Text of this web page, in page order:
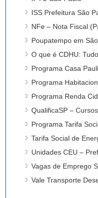
ISS Prefeitura São
NFe – Nota Fiscal
Poupatempo em
O que é CDHU:
Programa Casa
Programa
Programa Renda
QualificaSP –
Programa Tarifa
Tarifa Social de
Unidades CEU –
Vagas de Emprego
Vale Transporte